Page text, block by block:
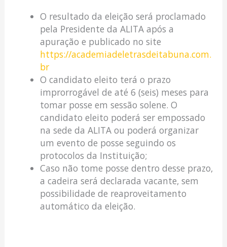
O resultado da eleição será proclamado
pela Presidente da ALITA após a
apuração e publicado no site
https://academiadeletrasdeitabuna.com.
br
O candidato eleito terá o prazo
improrrogável de até 6 (seis) meses para
tomar posse em sessão solene. O
candidato eleito poderá ser empossado
na sede da ALITA ou poderá organizar
um evento de posse seguindo os
protocolos da Instituição;
Caso não tome posse dentro desse prazo,
a cadeira será declarada vacante, sem
possibilidade de reaproveitamento
automático da eleição.